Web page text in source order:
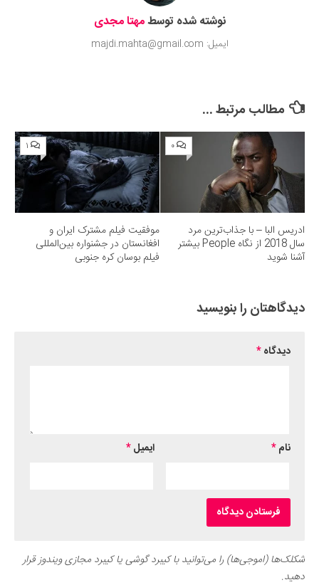
نوشته شده توسطمهتا مجدی
ایمیل: majdi.mahta@gmail.com
مطالب مرتبط ...
۰
ادریس البا – با جذاب‌ترین مرد
سال 2018 از نگاه People بیشتر
آشنا شوید
۱
موفقیت فیلم مشترک ایران و
افغانستان در جشنواره بین‌المللی
فیلم بوسان کره جنوبی
دیدگاهتان را بنویسید
دیدگاه*
نام* ایمیل*
شکلک‌ها (اموجی‌ها) را می‌توانید با کیبرد گوشی یا کیبرد مجازی ویندوز قرار
دهید.